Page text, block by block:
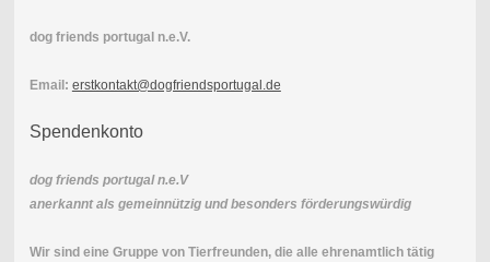
dog friends portugal n.e.V.
Email: erstkontakt@dogfriendsportugal.de
Spendenkonto
dog friends portugal n.e.V
anerkannt als gemeinnützig und besonders förderungswürdig
Wir sind eine Gruppe von Tierfreunden, die alle ehrenamtlich tätig